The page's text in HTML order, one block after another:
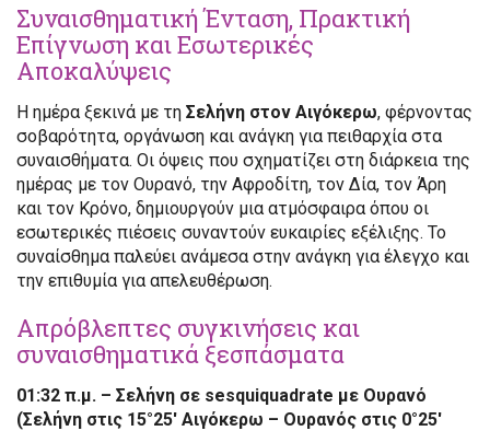
Συναισθηματική Ένταση, Πρακτική
Επίγνωση και Εσωτερικές
Αποκαλύψεις
Η ημέρα ξεκινά με τη Σελήνη στον Αιγόκερω, φέρνοντας
σοβαρότητα, οργάνωση και ανάγκη για πειθαρχία στα
συναισθήματα. Οι όψεις που σχηματίζει στη διάρκεια της
ημέρας με τον Ουρανό, την Αφροδίτη, τον Δία, τον Άρη
και τον Κρόνο, δημιουργούν μια ατμόσφαιρα όπου οι
εσωτερικές πιέσεις συναντούν ευκαιρίες εξέλιξης. Το
συναίσθημα παλεύει ανάμεσα στην ανάγκη για έλεγχο και
την επιθυμία για απελευθέρωση.
Απρόβλεπτες συγκινήσεις και
συναισθηματικά ξεσπάσματα
01:32 π.μ. – Σελήνη σε sesquiquadrate με Ουρανό
(Σελήνη στις 15°25′ Αιγόκερω – Ουρανός στις 0°25′